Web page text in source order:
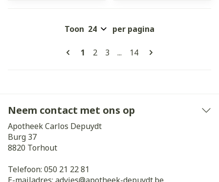
Pagina's
U lees momenteel pagina
1 Pagina
2 Pagina
3 ... Pagina
14
Toon per pagina
Neem contact met ons op
Apotheek Carlos Depuydt
Burg 37
8820 Torhout
Telefoon: 050 21 22 81